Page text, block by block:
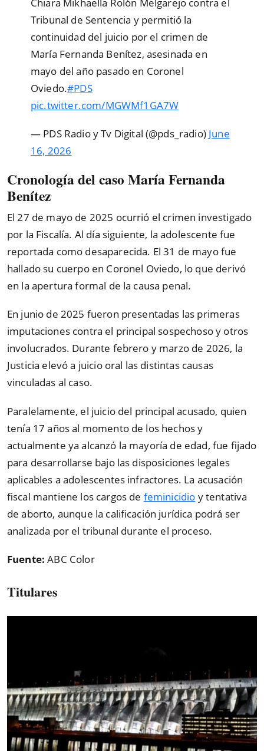
Tribunal de Sentencia y permitió la
continuidad del juicio por el crimen de
María Fernanda Benítez, asesinada en
mayo del año pasado en Coronel
Oviedo.#PDS
pic.twitter.com/MGWMf1GA7W
— PDS Radio y Tv Digital (@pds_radio) June
16, 2026
Cronología del caso María Fernanda
Benítez
El 27 de mayo de 2025 ocurrió el crimen investigado
por la Fiscalía. Al día siguiente, la adolescente fue
reportada como desaparecida. El 31 de mayo fue
hallado su cuerpo en Coronel Oviedo, lo que derivó
en la apertura formal de la causa penal.
En junio de 2025 fueron presentadas las primeras
imputaciones contra el principal sospechoso y otros
involucrados. Durante febrero y marzo de 2026, la
Justicia elevó a juicio oral las distintas causas
vinculadas al caso.
Paralelamente, el juicio del principal acusado, quien
tenía 17 años al momento de los hechos y
actualmente ya alcanzó la mayoría de edad, fue fijado
para desarrollarse bajo las disposiciones legales
aplicables a adolescentes infractores. La acusación
fiscal mantiene los cargos de feminicidio y tentativa
de aborto, aunque la calificación jurídica podrá ser
analizada por el tribunal durante el proceso.
Fuente:ABC Color
Titulares